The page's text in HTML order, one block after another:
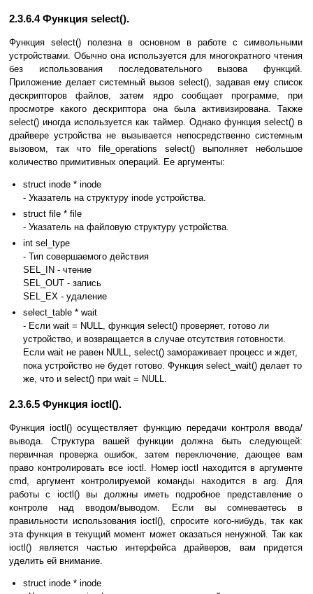
2.3.6.4 Функция select().
Функция select() полезна в основном в работе с символьными
устройствами. Обычно она используется для многократного чтения
без использования последовательного вызова функций.
Приложение делает системный вызов select(), задавая ему список
дескрипторов файлов, затем ядро сообщает программе, при
просмотре какого дескриптора она была активизирована. Также
select() иногда используется как таймер. Однако функция select() в
драйвере устройства не вызывается непосредственно системным
вызовом, так что file_operations select() выполняет небольшое
количество примитивных операций. Ее аргументы:
struct inode * inode
- Указатель на структуру inode устройства.
struct file * file
- Указатель на файловую структуру устройства.
int sel_type
- Тип совершаемого действия
SEL_IN - чтение
SEL_OUT - запись
SEL_EX - удаление
select_table * wait
- Если wait = NULL, функция select() проверяет, готово ли
устройство, и возвращается в случае отсутствия готовности.
Если wait не равен NULL, select() замораживает процесс и ждет,
пока устройство не будет готово. Функция select_wait() делает то
же, что и select() при wait = NULL.
2.3.6.5 Функция ioctl().
Функция ioctl() осуществляет функцию передачи контроля ввода/
вывода. Структура вашей функции должна быть следующей:
первичная проверка ошибок, затем переключение, дающее вам
право контролировать все ioctl. Номер ioctl находится в аргументе
cmd, аргумент контролируемой команды находится в arg. Для
работы с ioctl() вы должны иметь подробное представление о
контроле над вводом/выводом. Если вы сомневаетесь в
правильности использования ioctl(), спросите кого-нибудь, так как
эта функция в текущий момент может оказаться ненужной. Так как
ioctl() является частью интерфейса драйверов, вам придется
уделить ей внимание.
struct inode * inode